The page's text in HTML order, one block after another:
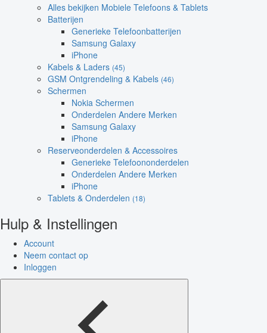
Alles bekijken Mobiele Telefoons & Tablets
Batterijen
Generieke Telefoonbatterijen
Samsung Galaxy
iPhone
Kabels & Laders (45)
GSM Ontgrendeling & Kabels (46)
Schermen
Nokia Schermen
Onderdelen Andere Merken
Samsung Galaxy
iPhone
Reserveonderdelen & Accessoires
Generieke Telefoononderdelen
Onderdelen Andere Merken
iPhone
Tablets & Onderdelen (18)
Hulp & Instellingen
Account
Neem contact op
Inloggen